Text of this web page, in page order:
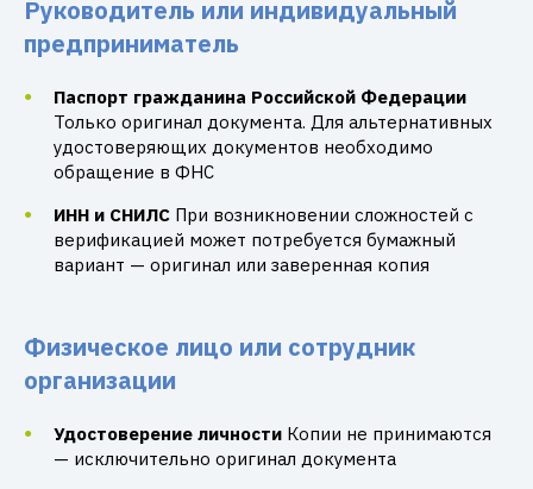
Руководитель или индивидуальный
предприниматель
Паспорт гражданина Российской Федерации
Только оригинал документа. Для альтернативных
удостоверяющих документов необходимо
обращение в ФНС
ИНН и СНИЛС При возникновении сложностей с
верификацией может потребуется бумажный
вариант — оригинал или заверенная копия
Физическое лицо или сотрудник
организации
Удостоверение личности Копии не принимаются
— исключительно оригинал документа